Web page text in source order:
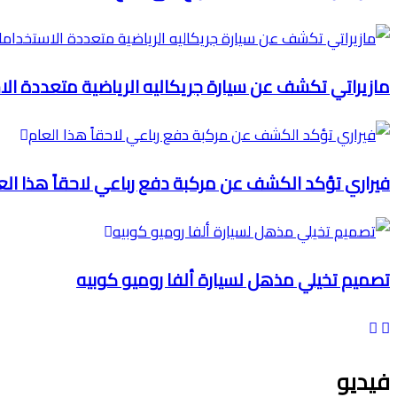
مازيراتي تكشف عن سيارة جريكاليه الرياضية متعددة
فيراري تؤكد الكشف عن مركبة دفع رباعي لاحقاً هذا
تصميم تخيلي مذهل لسيارة ألفا روميو كوبيه
فيديو